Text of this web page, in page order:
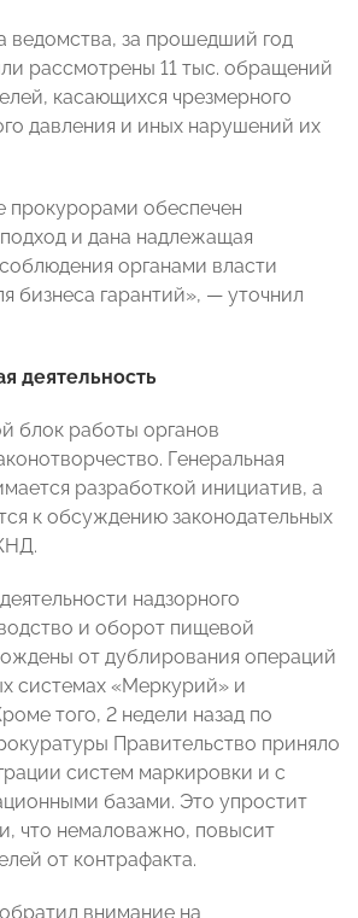
ведомства, за прошедший год
рассмотрены 11 тыс. обращений
касающихся чрезмерного
давления и иных нарушений их
прокурорами обеспечен
и дана надлежащая
органами власти
бизнеса гарантий», — уточнил
деятельность
блок работы органов
Генеральная
разработкой инициатив, а
к обсуждению законодательных
надзорного
и оборот пищевой
от дублирования операций
системах «Меркурий» и
того, 2 недели назад по
Правительство приняло
систем маркировки и с
базами. Это упростит
что немаловажно, повысит
от контрафакта.
внимание на